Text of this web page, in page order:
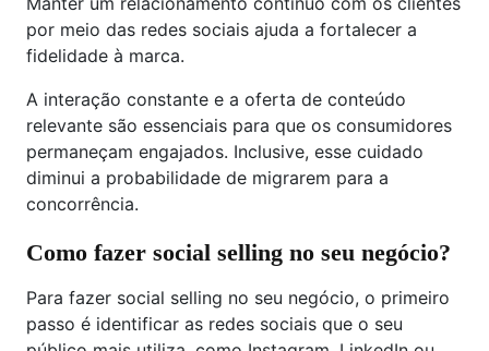
por meio das redes sociais ajuda a fortalecer a
fidelidade à marca.
A interação constante e a oferta de conteúdo
relevante são essenciais para que os consumidores
permaneçam engajados. Inclusive, esse cuidado
diminui a probabilidade de migrarem para a
concorrência.
Como fazer social selling no seu negócio?
Para fazer social selling no seu negócio, o primeiro
passo é identificar as redes sociais que o seu